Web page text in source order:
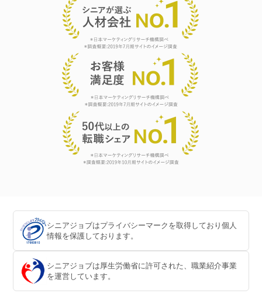
シニアジョブはプライバシーマークを取得しており個人
情報を保護しております。
シニアジョブは厚生労働省に許可された、職業紹介事業
を運営しています。